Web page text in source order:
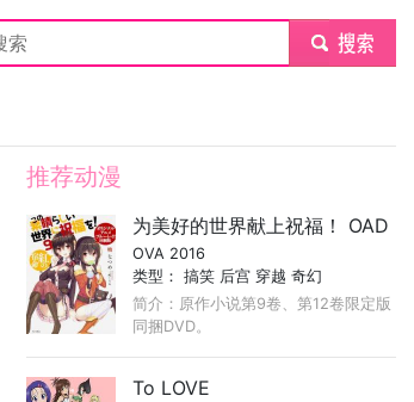
submit
推荐动漫
为美好的世界献上祝福！ OAD
OVA 2016
类型：搞笑 后宫 穿越 奇幻
简介：原作小说第9卷、第12卷限定版
同捆DVD。
To LOVE